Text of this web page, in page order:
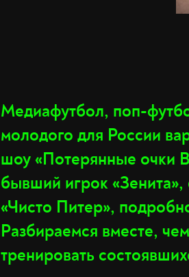
Медиафутбол, поп-
молодого для России
шоу «Потерянные очки
бывший игрок
«Чисто Питер»,
Разбираемся вместе,
тренировать